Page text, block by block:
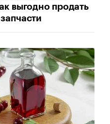
выгодно продать